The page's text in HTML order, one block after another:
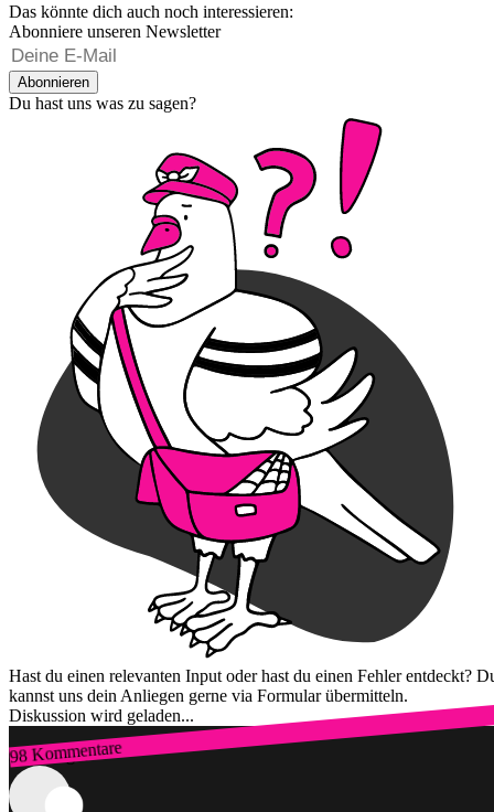
Das könnte dich auch noch interessieren:
Abonniere unseren Newsletter
Abonnieren
Du hast uns was zu sagen?
Hast du einen relevanten Input oder hast du einen Fehler entdeckt?
kannst uns dein Anliegen gerne via Formular übermitteln.
Diskussion wird geladen...
98 Kommentare
Zum Login